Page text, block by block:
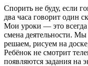
Спорить не буду, если
два часа говорит один
Мои уроки — это всегда
смена деятельности.
решаем, рисуем на
Ребёнок не смотрит
появляются задания на